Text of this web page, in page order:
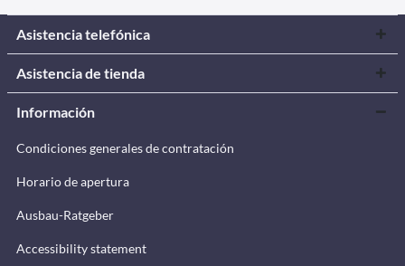
Asistencia telefónica
Asistencia de tienda
Información
Condiciones generales de contratación
Horario de apertura
Ausbau-Ratgeber
Accessibility statement